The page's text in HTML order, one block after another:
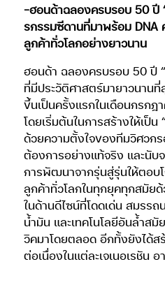
-ฮอนด้าฉลองครบรอบ 50 ปี
รกรรมซีดานที่มาพร้อม DNA
ลูกค้าทั่วโลกอย่างยาวนาน
ฮอนด้า ฉลองครบรอบ 50 ปี
ที่มีประวัติศาสตร์มายาวนาน
ขึ้นเป็นครั้งแรกในเดือนกรกฎ
โดยเริ่มต้นในการสร้างให้เป็น
ด้วยความตั้งใจของทีมวิศวก
ต้องการอย่างแท้จริง และนับ
การพัฒนาจากรุ่นสู่รุ่นให้ตอบ
ลูกค้าทั่วโลกในทุกยุคทุกสมัย
ในด้านดีไซน์ที่โดดเด่น สมรร
น้ำมัน และเทคโนโลยีอันล้ำส
วิคมาโดยตลอด อีกทั้งยังได้ส
ต่อเนื่องในแต่ละเจเนอเรชัน อ